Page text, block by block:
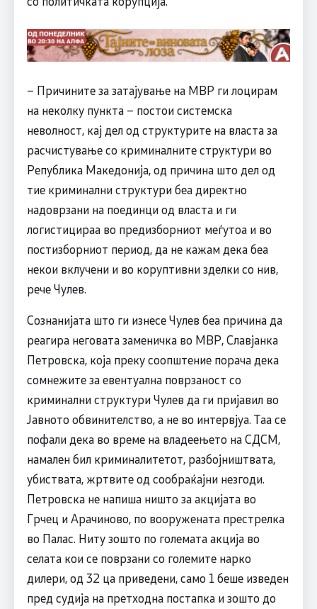
– Причините за затајување на МВР ги лоцирам
на неколку пункта – постои системска
неволност, кај дел од структурите на власта за
расчистување со криминалните структури во
Република Македонија, од причина што дел од
тие криминални структури беа директно
надоврзани на поединци од власта и ги
логистицираа во предизборниот меѓутоа и во
постизборниот период, да не кажам дека беа
некои вклучени и во коруптивни зделки со нив,
рече Чулев.
Сознанијата што ги изнесе Чулев беа причина да
реагира неговата заменичка во МВР, Славјанка
Петровска, која преку соопштение порача дека
сомнежите за евентуална поврзаност со
криминални структури Чулев да ги пријавил во
Јавното обвинителство, а не во интервјуа. Таа се
пофали дека во време на владеењето на СДСМ,
намален бил криминалитетот, разбојништвата,
убиствата, жртвите од сообраќајни незгоди.
Петровска не напиша ништо за акцијата во
Грчец и Арачиново, по вооружената престрелка
во Палас. Ниту зошто по големата акција во
селата кои се поврзани со големите нарко
дилери, од 32 ца приведени, само 1 беше изведен
пред судија на претходна постапка и зошто до